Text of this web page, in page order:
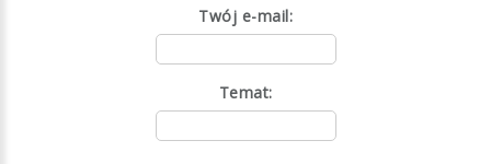
Twój e-mail:
Temat: